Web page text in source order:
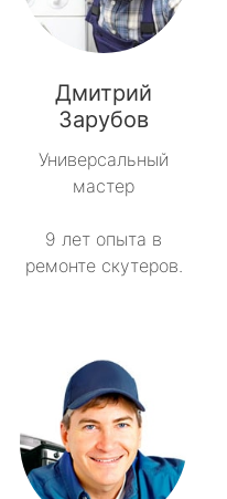
Дмитрий
Зарубов
Универсальный
мастер
9 лет опыта в
ремонте скутеров.